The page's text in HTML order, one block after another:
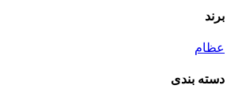
برند
عظام
دسته بندی